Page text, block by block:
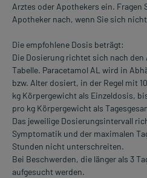
Arztes oder Apothekers ein. Fragen
Apotheker nach, wenn Sie sich
Die empfohlene Dosis beträgt:
Die Dosierung richtet sich nach den
Tabelle. Paracetamol AL wird in
bzw. Alter dosiert, in der Regel mit
kg Körpergewicht als Einzeldosis,
pro kg Körpergewicht als
Das jeweilige Dosierungsintervall
Symptomatik und der maximalen
Stunden nicht unterschreiten.
Bei Beschwerden, die länger als 3
aufgesucht werden.